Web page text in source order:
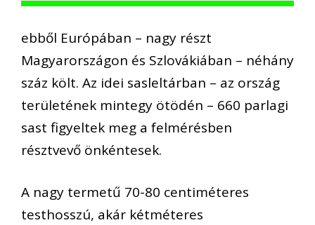
ebből Európában – nagy részt
Magyarországon és Szlovákiában – néhány
száz költ. Az idei sasleltárban – az ország
területének mintegy ötödén – 660 parlagi
sast figyeltek meg a felmérésben
résztvevő önkéntesek.
A nagy termetű 70-80 centiméteres
testhosszú, akár kétméteres